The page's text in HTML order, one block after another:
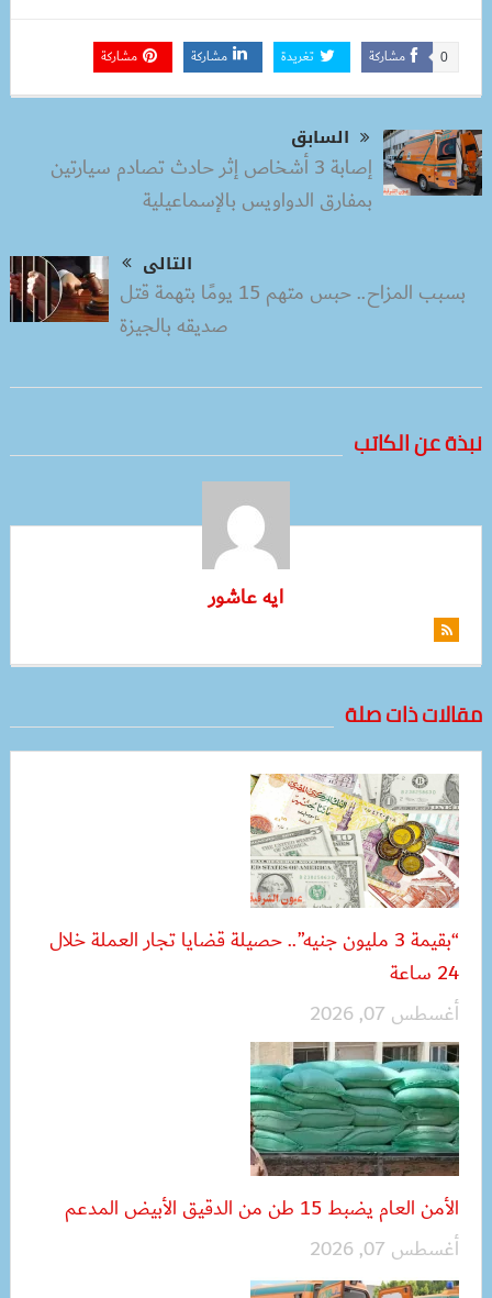
مشاركة 0 تغريدة مشاركة مشاركة
السابق
إصابة 3 أشخاص إثر حادث تصادم سيارتين
بمفارق الدواويس بالإسماعيلية
التالى
بسبب المزاح.. حبس متهم 15 يومًا بتهمة قتل
صديقه بالجيزة
نبذة عن الكاتب
ايه عاشور
مقالات ذات صلة
“بقيمة 3 مليون جنيه”.. حصيلة قضايا تجار العملة خلال
24 ساعة
أغسطس 07, 2026
الأمن العام يضبط 15 طن من الدقيق الأبيض المدعم
أغسطس 07, 2026